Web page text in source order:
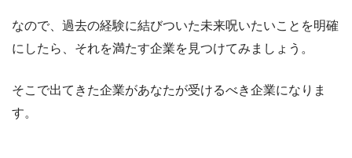
なので、過去の経験に結びついた未来呪いたいことを明確
にしたら、それを満たす企業を見つけてみましょう。
そこで出てきた企業があなたが受けるべき企業になりま
す。